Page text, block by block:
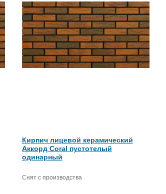
Кирпич лицевой керамический
Аккорд Coral пустотелый
одинарный
Снят с производства